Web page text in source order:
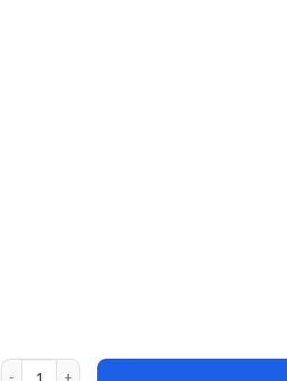
Ultimate Membership Pro v13.7.1 adet